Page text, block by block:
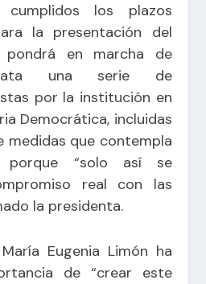
cumplidos los plazos
la presentación del
pondrá en marcha de
una serie de
por la institución en
Democrática, incluidas
medidas que contempla
porque “solo así se
real con las
la presidenta.
Eugenia Limón ha
de “crear este